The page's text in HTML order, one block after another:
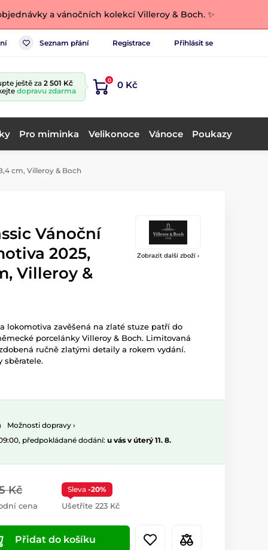
a vánočních kolekcí Villeroy & Boch. ✨
Seznam přání Registrace Přihlásit se
ještě za 2 501 Kč
dopravu zdarma
0 0 Kč
Pro miminka Velikonoce Vánoce Poukazy
cm, Villeroy & Boch
Zobrazit další zboží ›
Vánoční
2025,
Villeroy &
lokomotiva zavěšená na zlaté stuze patří do
porcelánky Villeroy & Boch. Limitovaná
ručně zlatými detaily a rokem vydání.
sběratele.
Možnosti dopravy ›
předpokládané dodání: u vás v úterý 11. 8.
Kč
cena
Sleva -20%
Ušetříte 223 Kč
Přidat do košíku